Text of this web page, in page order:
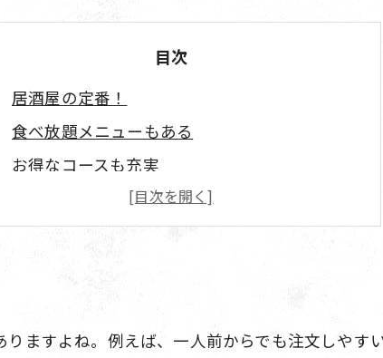
目次
居酒屋の定番！
食べ放題メニューもある
お得なコースも充実
カジュアルな雰囲気が魅力
ますよね。例えば、一人前からでも注文しやす